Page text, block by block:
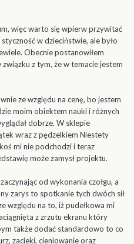
więc warto się wpierw przywitać
w dzieciństwie, ale było
Obecnie postanowiłem
z tym, że w temacie jestem
ze względu na cenę, bo jestem
moim obiektem nauki i różnych
dobrze. W sklepie
wraz z pędzelkiem Niestety
mi nie podchodzi i teraz
może zamysł projektu.
od wykonania czołgu, a
zarys to spotkanie tych dwóch sił
względu na to, iż pudełkowa mi
z zrzutu ekranu który
także dodać standardowo to co
zacieki, cieniowanie oraz